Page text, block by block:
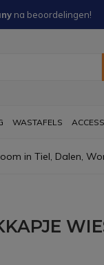
na beoordelingen!
WASTAFELS
in Tiel, Dalen,